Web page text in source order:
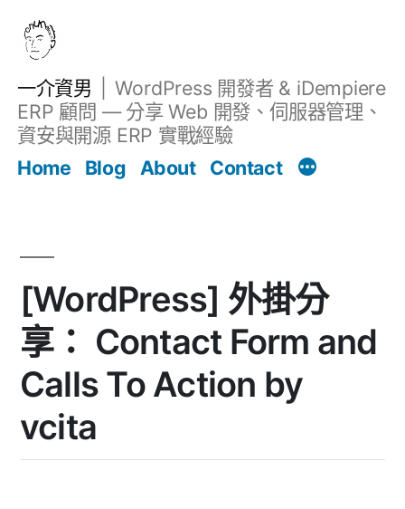
一介資男
WordPress 開發者 & iDempiere
ERP 顧問 — 分享 Web 開發、伺服器管理、
資安與開源 ERP 實戰經驗
Home
Blog About Contact
[WordPress] 外掛分
享： Contact Form and
Calls To Action by
vcita
文章